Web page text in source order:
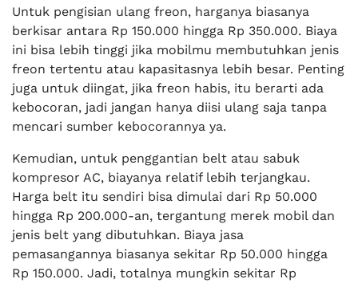
Untuk pengisian ulang freon, harganya biasanya
berkisar antara Rp 150.000 hingga Rp 350.000. Biaya
ini bisa lebih tinggi jika mobilmu membutuhkan jenis
freon tertentu atau kapasitasnya lebih besar. Penting
juga untuk diingat, jika freon habis, itu berarti ada
kebocoran, jadi jangan hanya diisi ulang saja tanpa
mencari sumber kebocorannya ya.
Kemudian, untuk penggantian belt atau sabuk
kompresor AC, biayanya relatif lebih terjangkau.
Harga belt itu sendiri bisa dimulai dari Rp 50.000
hingga Rp 200.000-an, tergantung merek mobil dan
jenis belt yang dibutuhkan. Biaya jasa
pemasangannya biasanya sekitar Rp 50.000 hingga
Rp 150.000. Jadi, totalnya mungkin sekitar Rp